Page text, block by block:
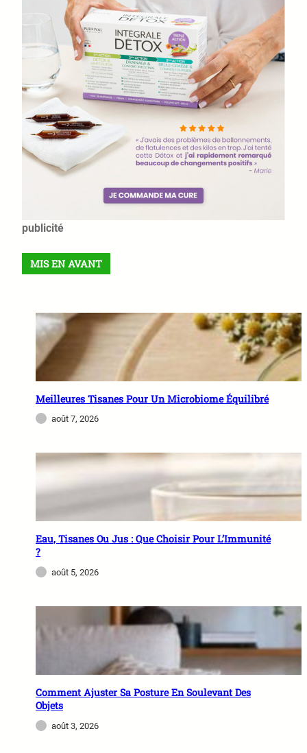
publicité
MIS EN AVANT
Meilleures Tisanes Pour Un Microbiome Équilibré
août 7, 2026
Eau, Tisanes Ou Jus : Que Choisir Pour L’Immunité
?
août 5, 2026
Comment Ajuster Sa Posture En Soulevant Des
Objets
août 3, 2026